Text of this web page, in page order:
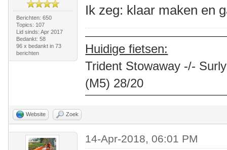
Berichten: 650
Topics: 107
Lid sinds: Apr 2017
Bedankt: 58
96 x bedankt in 73
berichten
Ik zeg: klaar maken en
Huidige fietsen:
Trident Stowaway -/-
(M5) 28/20
Website Zoek
14-Apr-2018, 06:01 PM